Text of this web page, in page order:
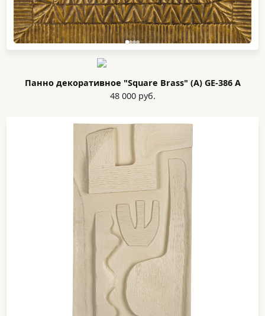
Панно декоративное "Square Brass" (А) GE-386 А
48 000 руб.